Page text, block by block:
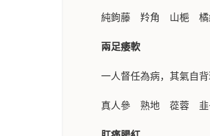
純鉤藤 羚角 山梔
兩足痿軟
一人督任為病，其氣自
真人參 熟地 蓯蓉